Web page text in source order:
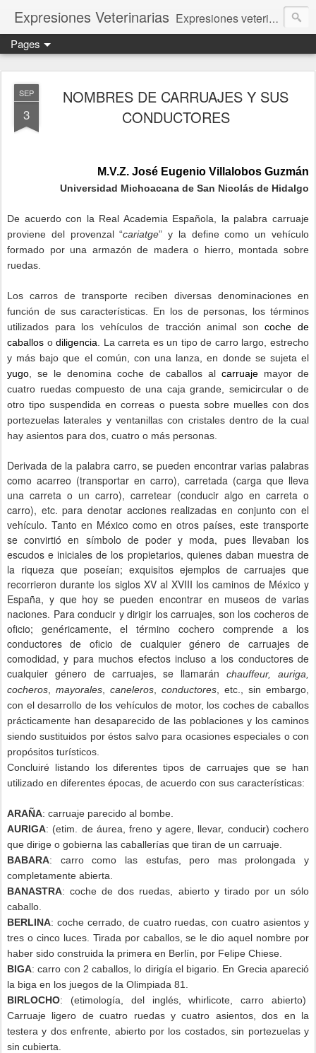
Expresiones Veterinarias Expresiones veterinarias es una publicación en linea de la biblioteca de la Facultad de Veterinaria y Zootecnia de la UNAM
Pages
SEP
3
NOMBRES DE CARRUAJES Y SUS
CONDUCTORES
M.V.Z. José Eugenio Villalobos Guzmán
Universidad Michoacana de San Nicolás de Hidalgo
De acuerdo con la Real Academia Española, la palabra carruaje
proviene del provenzal “cariatge” y la define como un vehículo
formado por una armazón de madera o hierro, montada sobre
ruedas.
Los carros de transporte reciben diversas denominaciones en
función de sus características. En los de personas, los términos
utilizados para los vehículos de tracción animal soncoche de
caballos odiligencia . La carreta es un tipo de carro largo, estrecho
y más bajo que el común, con una lanza, en donde se sujeta el
yugo , se le denomina coche de caballos alcarruaje mayor de
cuatro ruedas compuesto de una caja grande, semicircular o de
otro tipo suspendida en correas o puesta sobre muelles con dos
portezuelas laterales y ventanillas con cristales dentro de la cual
hay asientos para dos, cuatro o más personas.
Derivada de la palabra carro, se pueden encontrar varias palabras
como acarreo (transportar en carro), carretada (carga que lleva
una carreta o un carro), carretear (conducir algo en carreta o
carro), etc. para denotar acciones realizadas en conjunto con el
vehículo. Tanto en México como en otros países, este transporte
se convirtió en símbolo de poder y moda, pues llevaban los
escudos e iniciales de los propietarios, quienes daban muestra de
la riqueza que poseían; exquisitos ejemplos de carruajes que
recorrieron durante los siglos XV al XVIII los caminos de México y
España, y que hoy se pueden encontrar en museos de varias
naciones. Para conducir y dirigir los carruajes, son los cocheros de
oficio; genéricamente, el término cochero comprende a los
conductores de oficio de cualquier género de carruajes de
comodidad, y para muchos efectos incluso a los conductores de
cualquier género de carruajes, se llamaránchauffeur, auriga,
cocheros
mayorales caneleros conductores , etc., sin embargo,
con el desarrollo de los vehículos de motor, los coches de caballos
prácticamente han desaparecido de las poblaciones y los caminos
siendo sustituidos por éstos salvo para ocasiones especiales o con
propósitos turísticos.
Concluiré listando los diferentes tipos de carruajes que se han
utilizado en diferentes épocas, de acuerdo con sus características:
ARAÑA: carruaje parecido al bombe.
AURIGA: (etim. de áurea, freno y agere, llevar, conducir) cochero
que dirige o gobierna las caballerías que tiran de un carruaje.
BABARA: carro como las estufas, pero mas prolongada y
completamente abierta.
BANASTRA: coche de dos ruedas, abierto y tirado por un sólo
caballo.
BERLINA: coche cerrado, de cuatro ruedas, con cuatro asientos y
tres o cinco luces. Tirada por caballos, se le dio aquel nombre por
haber sido construida la primera en Berlín, por Felipe Chiese.
BIGA: carro con 2 caballos, lo dirigía el bigario. En Grecia apareció
la biga en los juegos de la Olimpiada 81.
BIRLOCHO: (etimología, del inglés, whirlicote, carro abierto)
Carruaje ligero de cuatro ruedas y cuatro asientos, dos en la
testera y dos enfrente, abierto por los costados, sin portezuelas y
sin cubierta.